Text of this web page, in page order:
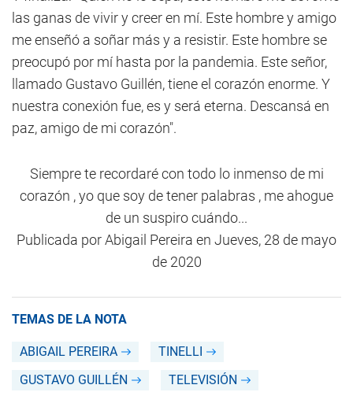
las ganas de vivir y creer en mí. Este hombre y amigo
me enseñó a soñar más y a resistir. Este hombre se
preocupó por mí hasta por la pandemia. Este señor,
llamado Gustavo Guillén, tiene el corazón enorme. Y
nuestra conexión fue, es y será eterna. Descansá en
paz, amigo de mi corazón".
Siempre te recordaré con todo lo inmenso de mi
corazón , yo que soy de tener palabras , me ahogue
de un suspiro cuándo...
Publicada porAbigail Pereira en Jueves, 28 de mayo
de 2020
TEMAS DE LA NOTA
ABIGAIL PEREIRA
TINELLI
GUSTAVO GUILLÉN
TELEVISIÓN